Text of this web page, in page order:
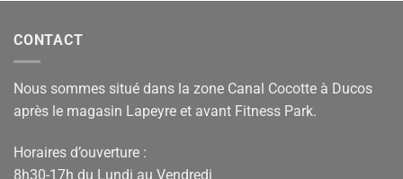
CONTACT
Nous sommes situé dans la zone Canal Cocotte à Ducos
après le magasin Lapeyre et avant Fitness Park.
Horaires d’ouverture :
8h30-17h du Lundi au Vendredi